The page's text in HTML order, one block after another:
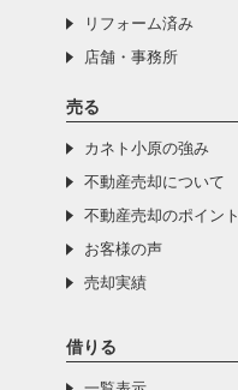
リフォーム済み
店舗・事務所
売る
カネト小原の強み
不動産売却について
不動産売却のポイント
お客様の声
売却実績
借りる